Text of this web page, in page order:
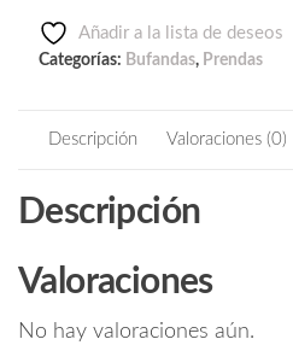
Añadir a la lista de deseos
Categorías: Bufandas, Prendas
Descripción Valoraciones (0)
Descripción
Valoraciones
No hay valoraciones aún.